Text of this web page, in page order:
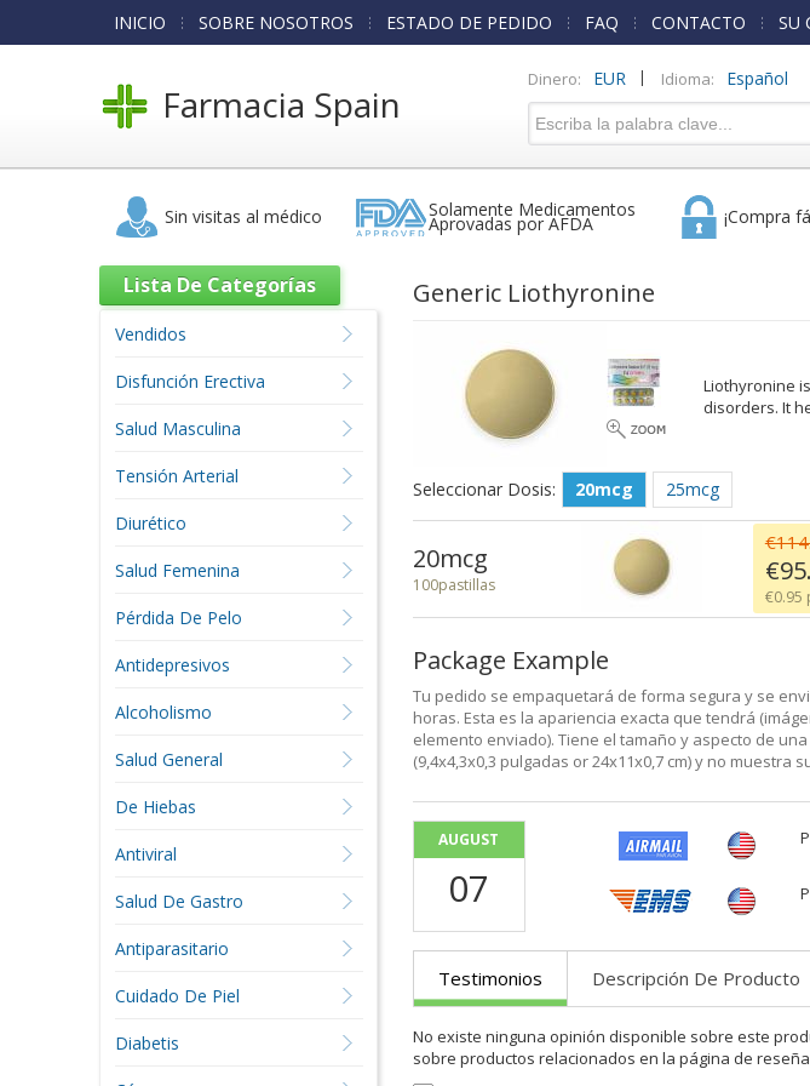
INICIO SOBRE NOSOTROS ESTADO DE PEDIDO FAQ CONTACTO SU
Farmacia Spain
Dinero: EUR | Idioma: Español
Sin visitas al médico Solamente Medicamentos
Aprovadas por AFDA ¡Compra
Generic Liothyronine
Liothyronine
disorders. It
Seleccionar Dosis: 20mcg 25mcg
20mcg
100pastillas
€0.95
Package Example
Tu pedido se empaquetará de forma segura y se
horas. Esta es la apariencia exacta que tendrá
elemento enviado). Tiene el tamaño y aspecto de
(9,4x4,3x0,3 pulgadas or 24x11x0,7 cm) y no muestra
AUGUST
07
Testimonios Descripción De Producto
No existe ninguna opinión disponible sobre este
sobre productos relacionados en la página de
Lista De Categorías
Vendidos
Disfunción Erectiva
Salud Masculina
Tensión Arterial
Diurético
Salud Femenina
Pérdida De Pelo
Antidepresivos
Alcoholismo
Salud General
De Hiebas
Antiviral
Salud De Gastro
Antiparasitario
Cuidado De Piel
Diabetis